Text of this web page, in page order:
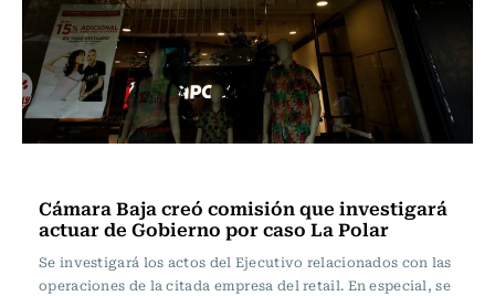
Cámara Baja creó comisión que investigará
actuar de Gobierno por caso La Polar
Se investigará los actos del Ejecutivo relacionados con las
operaciones de la citada empresa del retail. En especial, se